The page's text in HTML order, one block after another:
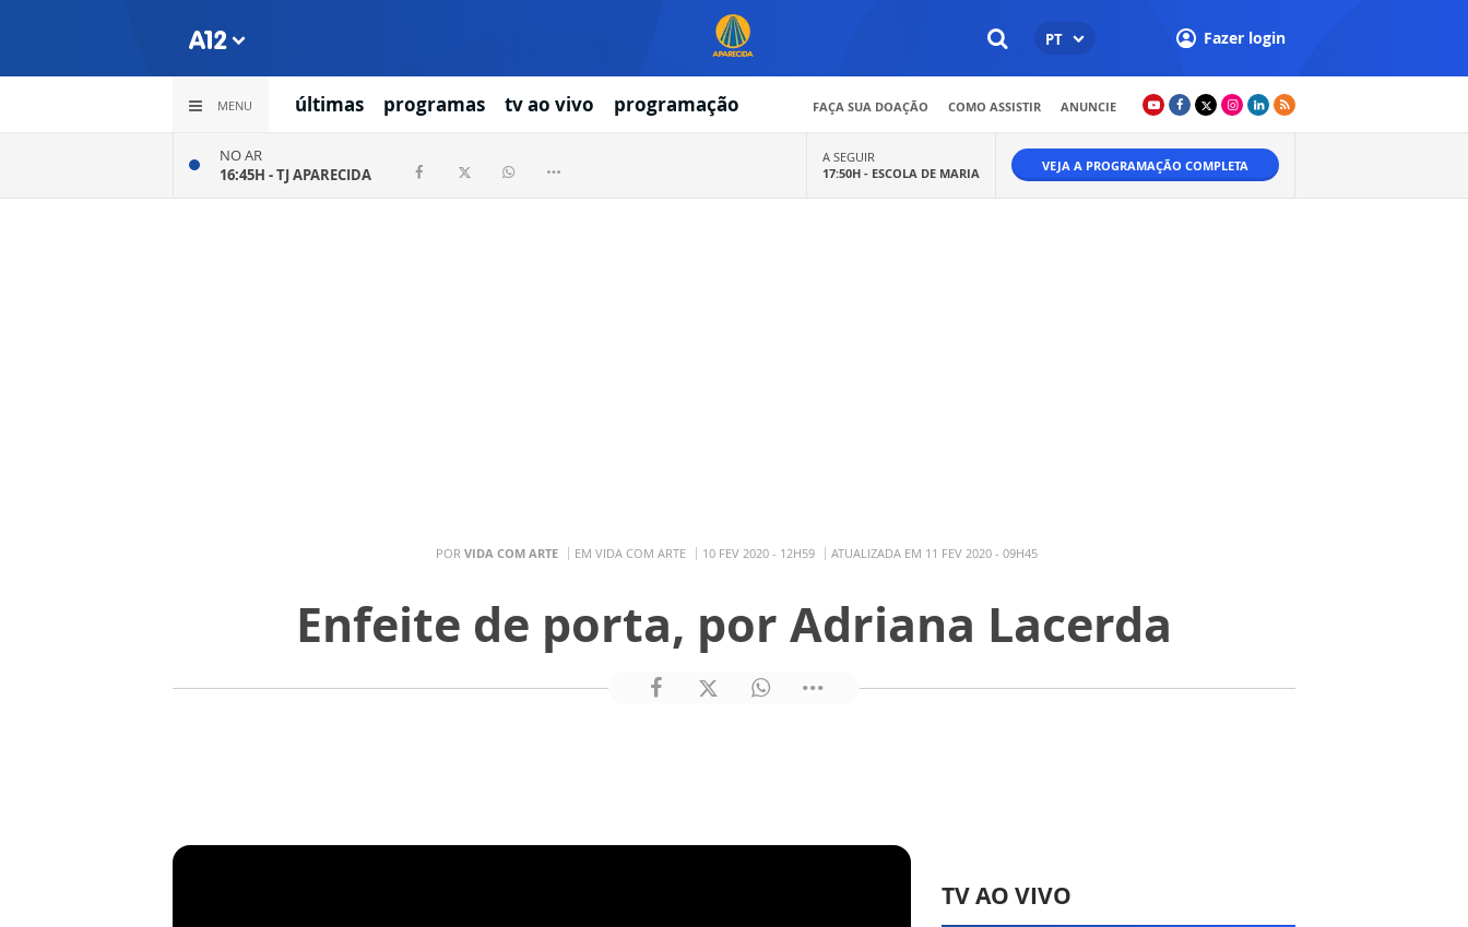
PT Fazer login
MENU últimas programas tv ao vivo programação FAÇA SUA DOAÇÃO COMO ASSISTIR ANUNCIE
NO AR
16:45H -TJ APARECIDA
A SEGUIR
17:50H - ESCOLA DE MARIA VEJA A PROGRAMAÇÃO COMPLETA
POR VIDA COM ARTE EM VIDA COM ARTE 10 FEV 2020 - 12H59 ATUALIZADA EM 11 FEV 2020 - 09H45
Enfeite de porta, por Adriana Lacerda
TV AO VIVO